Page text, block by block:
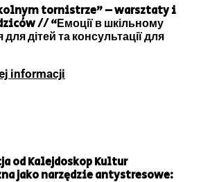
tornistrze” – warsztaty i
// “Емоції в шкільному
дітей та консультації для
informacji
od Kalejdoskop Kultur
jako narzędzie antystresowe: